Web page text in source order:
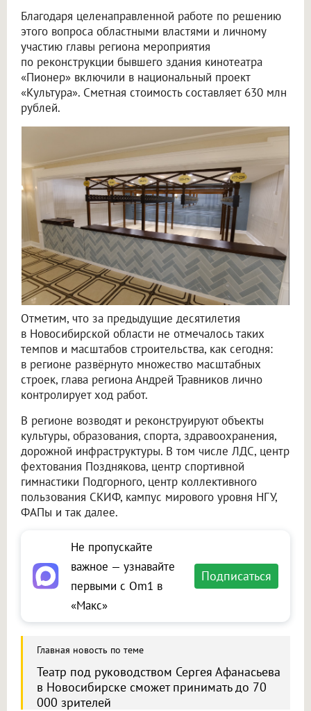
Благодаря целенаправленной работе по решению
этого вопроса областными властями и личному
участию главы региона мероприятия
по реконструкции бывшего здания кинотеатра
«Пионер» включили в национальный проект
«Культура». Сметная стоимость составляет 630 млн
рублей.
Отметим, что за предыдущие десятилетия
в Новосибирской области не отмечалось таких
темпов и масштабов строительства, как сегодня:
в регионе развёрнуто множество масштабных
строек, глава региона Андрей Травников лично
контролирует ход работ.
В регионе возводят и реконструируют объекты
культуры, образования, спорта, здравоохранения,
дорожной инфраструктуры. В том числе ЛДС, центр
фехтования Позднякова, центр спортивной
гимнастики Подгорного, центр коллективного
пользования СКИФ, кампус мирового уровня НГУ,
ФАПы и так далее.
Не пропускайте
важное — узнавайте
первыми с Om1 в
«Макс»
Подписаться
Главная новость по теме
Театр под руководством Сергея Афанасьева
в Новосибирске сможет принимать до 70
000 зрителей